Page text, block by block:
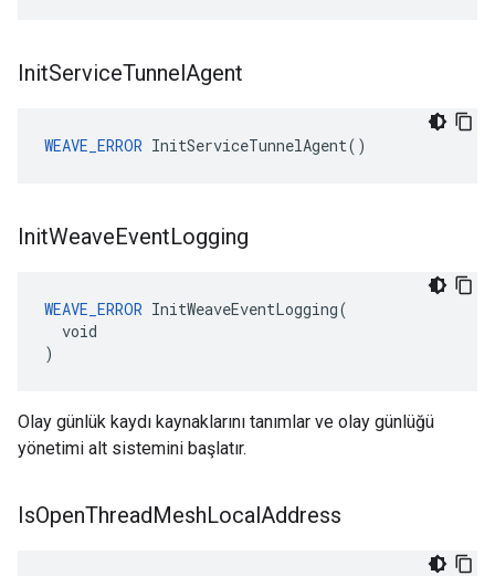
InitServiceTunnelAgent
WEAVE_ERROR InitServiceTunnelAgent()
InitWeaveEventLogging
WEAVE_ERROR InitWeaveEventLogging(
  void
)
Olay günlük kaydı kaynaklarını tanımlar ve olay günlüğü
yönetimi alt sistemini başlatır.
IsOpenThreadMeshLocalAddress